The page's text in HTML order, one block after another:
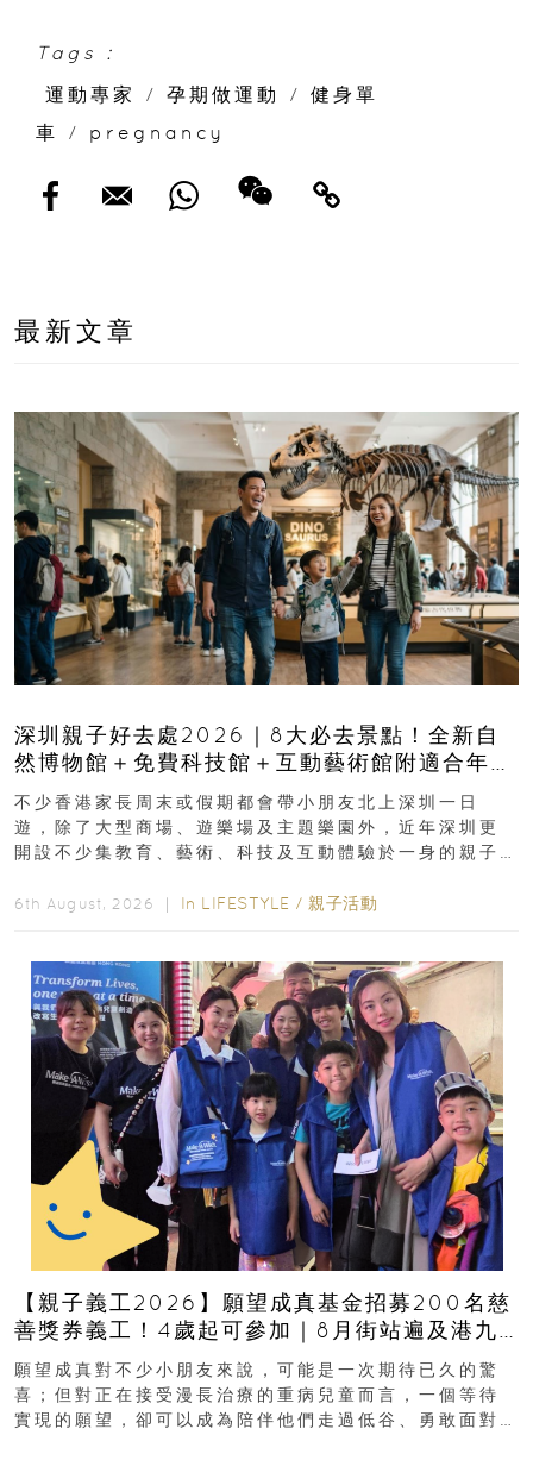
Tags :
運動專家
/ 孕期做運動 /
健身單
車
/ pregnancy
最新文章
深圳親子好去處2026｜8大必去景點！全新自
然博物館＋免費科技館＋互動藝術館附適合年
齡、交通、門票、開放時間
不少香港家長周末或假期都會帶小朋友北上深圳一日
遊，除了大型商場、遊樂場及主題樂園外，近年深圳更
開設不少集教育、藝術、科技及互動體驗於一身的親子
6th August, 2026 ｜ In LIFESTYLE / 親子活動
【親子義工2026】願望成真基金招募200名慈
善獎券義工！4歲起可參加｜8月街站遍及港九
新界
願望成真對不少小朋友來說，可能是一次期待已久的驚
喜；但對正在接受漫長治療的重病兒童而言，一個等待
實現的願望，卻可以成為陪伴他們走過低谷、勇敢面對